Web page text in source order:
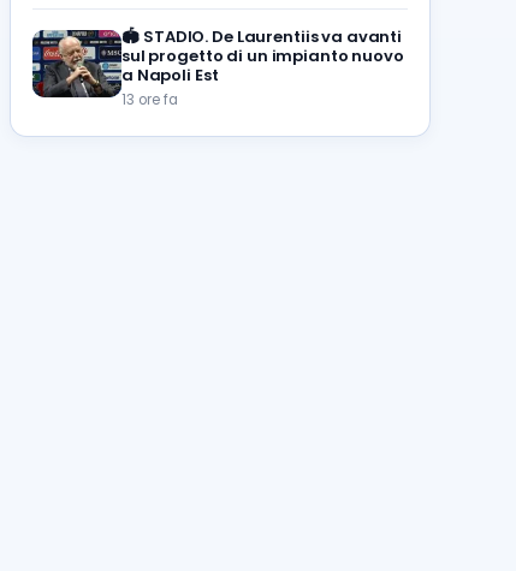
🏟️ STADIO. De Laurentiis va avanti
sul progetto di un impianto nuovo
a Napoli Est
13 ore fa